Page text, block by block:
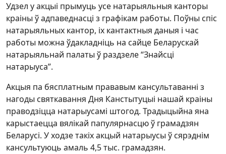
Удзел у акцыі прымуць усе натарыяльныя канторы
краіны ў адпаведнасці з графікам работы. Поўны спіс
натарыяльных кантор, іх кантактныя даныя і час
работы можна ўдакладніць на сайце Беларускай
натарыяльнай палаты ў раздзеле “Знайсці
натарыуса”.
Акцыя па бясплатным прававым кансультаванні з
нагоды святкавання Дня Канстытуцыі нашай краіны
праводзіцца натарыусамі штогод. Традыцыйна яна
карыстаецца вялікай папулярнасцю ў грамадзян
Беларусі. У ходзе такіх акцый натарыусы ў сярэднім
кансультуюць амаль 4,5 тыс. грамадзян.